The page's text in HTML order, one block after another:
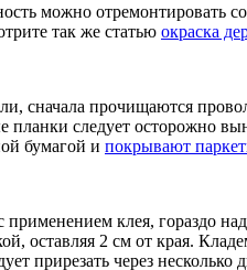
можно отремонтировать
так же статью окраска
сначала прочищаются
следует осторожно
бумагой и покрывают
применением клея, гораздо
оставляя 2 см от края.
прирезать через